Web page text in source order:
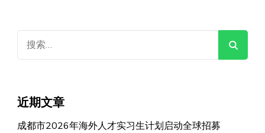
索：
近期文章
成都市2026年海外人才实习生计划启动全球招募